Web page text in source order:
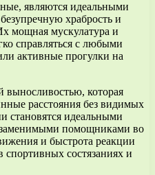
являются идеальными
храбрость и
мощная мускулатура и
справляться с любыми
активные прогулки на
которая
расстояния без видимых
становятся идеальными
помощниками во
и быстрота реакции
состязаниях и